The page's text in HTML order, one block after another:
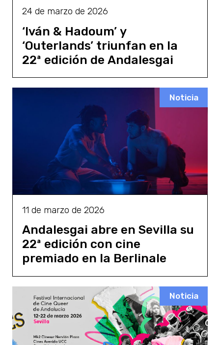
24 de marzo de 2026
‘Iván & Hadoum’ y
‘Outerlands’ triunfan en la
22ª edición de Andalesgai
Noticia
11 de marzo de 2026
Andalesgai abre en Sevilla su
22ª edición con cine
premiado en la Berlinale
Noticia